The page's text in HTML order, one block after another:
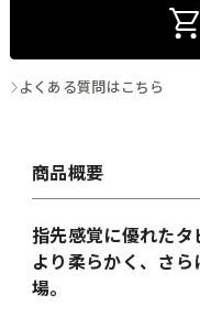
よくある質問はこちら
商品概要
指先感覚に優れた
より柔らかく、さ
場。